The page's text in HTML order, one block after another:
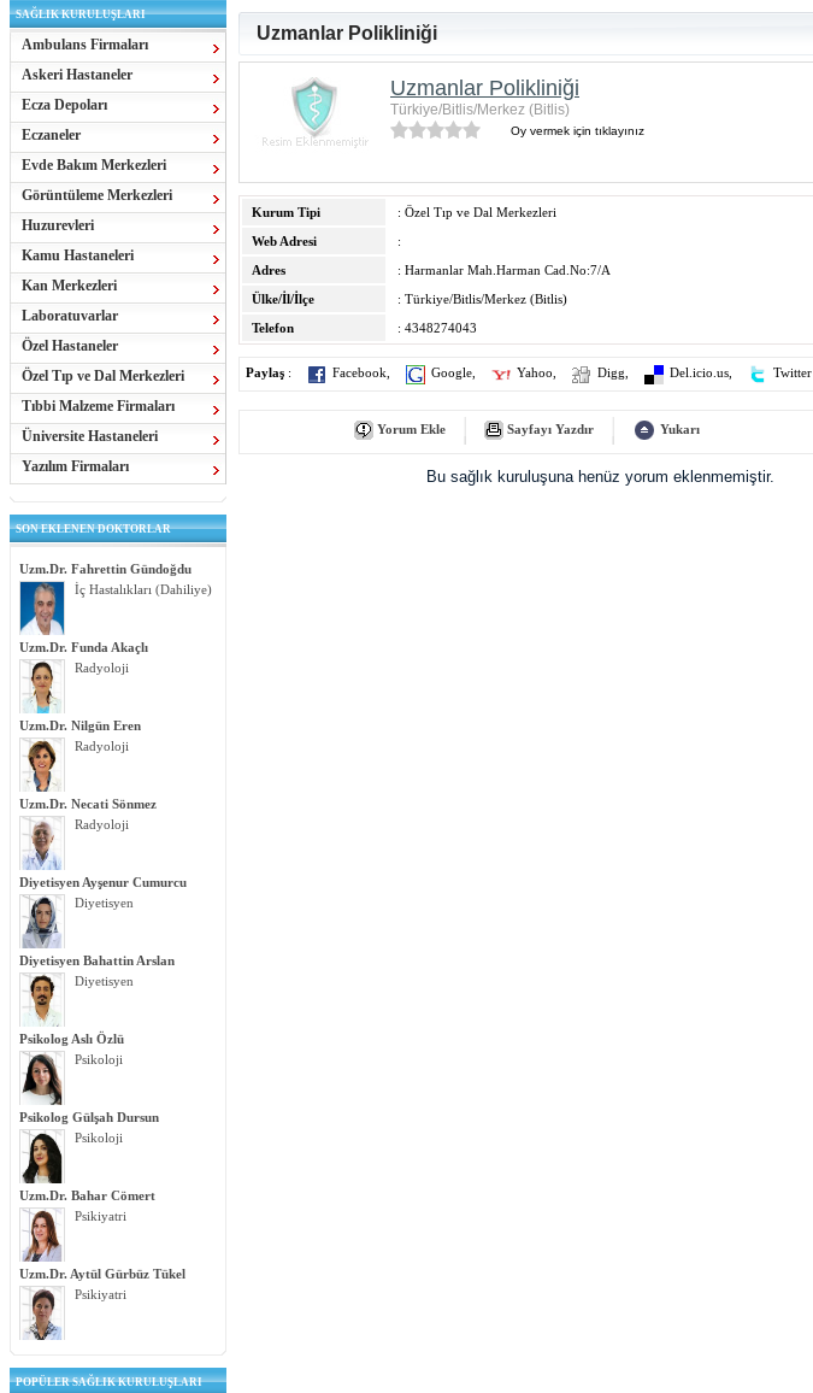
SAĞLIK KURULUŞLARI
Ambulans Firmaları
Askeri Hastaneler
Ecza Depoları
Eczaneler
Evde Bakım Merkezleri
Görüntüleme Merkezleri
Huzurevleri
Kamu Hastaneleri
Kan Merkezleri
Laboratuvarlar
Özel Hastaneler
Özel Tıp ve Dal Merkezleri
Tıbbi Malzeme Firmaları
Üniversite Hastaneleri
Yazılım Firmaları
SON EKLENEN DOKTORLAR
Uzm.Dr. Fahrettin Gündoğdu
İç Hastalıkları (Dahiliye)
Uzm.Dr. Funda Akaçlı
Radyoloji
Uzm.Dr. Nilgün Eren
Radyoloji
Uzm.Dr. Necati Sönmez
Radyoloji
Diyetisyen Ayşenur Cumurcu
Diyetisyen
Diyetisyen Bahattin Arslan
Diyetisyen
Psikolog Aslı Özlü
Psikoloji
Psikolog Gülşah Dursun
Psikoloji
Uzm.Dr. Bahar Cömert
Psikiyatri
Uzm.Dr. Aytül Gürbüz Tükel
Psikiyatri
POPÜLER SAĞLIK KURULUŞLARI
Uzmanlar Polikliniği
Uzmanlar Polikliniği
Türkiye/Bitlis/Merkez (Bitlis)
Oy vermek için tıklayınız
Kurum Tipi
: Özel Tıp ve Dal Merkezleri
Web Adresi
:
Adres
: Harmanlar Mah.Harman Cad.No:7/A
Ülke/İl/İlçe
: Türkiye/Bitlis/Merkez (Bitlis)
Telefon
: 4348274043
Paylaş : Facebook Google Yahoo Digg Del.icio.us Twitter
Yorum Ekle Sayfayı Yazdır Yukarı
Bu sağlık kuruluşuna henüz yorum eklenmemiştir.